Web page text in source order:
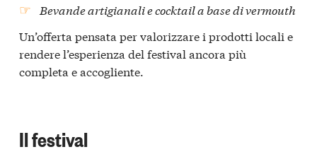
Bevande artigianali e cocktail a base di vermouth
Un’offerta pensata per valorizzare i prodotti locali e
rendere l’esperienza del festival ancora più
completa e accogliente.
Il festival